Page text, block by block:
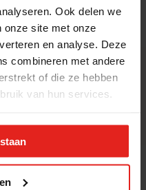
Ook delen we
onze site met onze
en analyse. Deze
combineren met andere
of die ze hebben
van hun services.
nieuws?